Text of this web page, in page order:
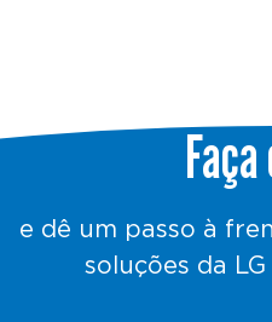
e dê um passo à
soluções da